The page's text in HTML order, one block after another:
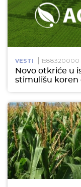
VESTI 1588320000
Novo otkriće u
stimulišu koren